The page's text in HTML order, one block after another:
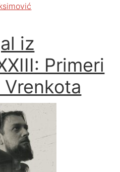
iz
Primeri